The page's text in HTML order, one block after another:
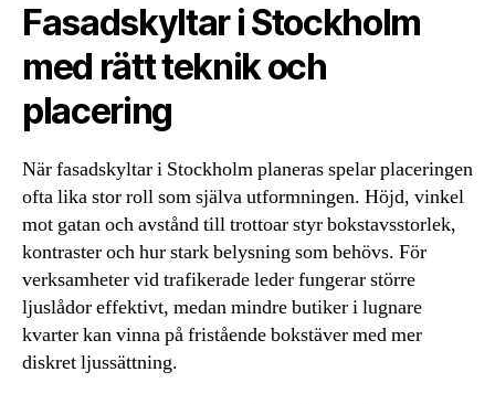
Fasadskyltar i Stockholm
med rätt teknik och
placering
När fasadskyltar i Stockholm planeras spelar placeringen
ofta lika stor roll som själva utformningen. Höjd, vinkel
mot gatan och avstånd till trottoar styr bokstavsstorlek,
kontraster och hur stark belysning som behövs. För
verksamheter vid trafikerade leder fungerar större
ljuslådor effektivt, medan mindre butiker i lugnare
kvarter kan vinna på fristående bokstäver med mer
diskret ljussättning.